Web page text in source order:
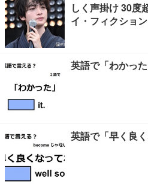
しく声掛け 30度
イ・フィクション
英語で「わかっ
英語で「早く良